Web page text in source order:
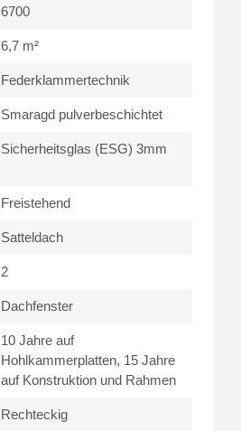
6700
6,7 m²
Federklammertechnik
Smaragd pulverbeschichtet
Sicherheitsglas (ESG) 3mm
Freistehend
Satteldach
2
Dachfenster
10 Jahre auf
Hohlkammerplatten, 15 Jahre
auf Konstruktion und Rahmen
Rechteckig